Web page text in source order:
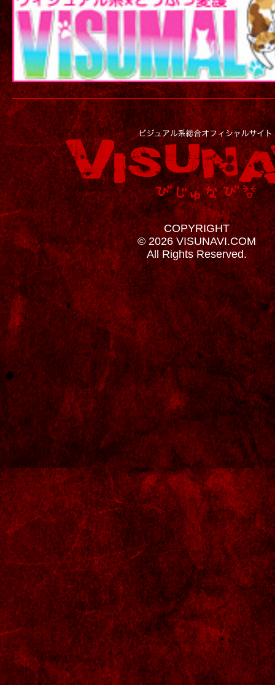
COPYRIGHT
© 2026 VISUNAVI.COM
All Rights Reserved.